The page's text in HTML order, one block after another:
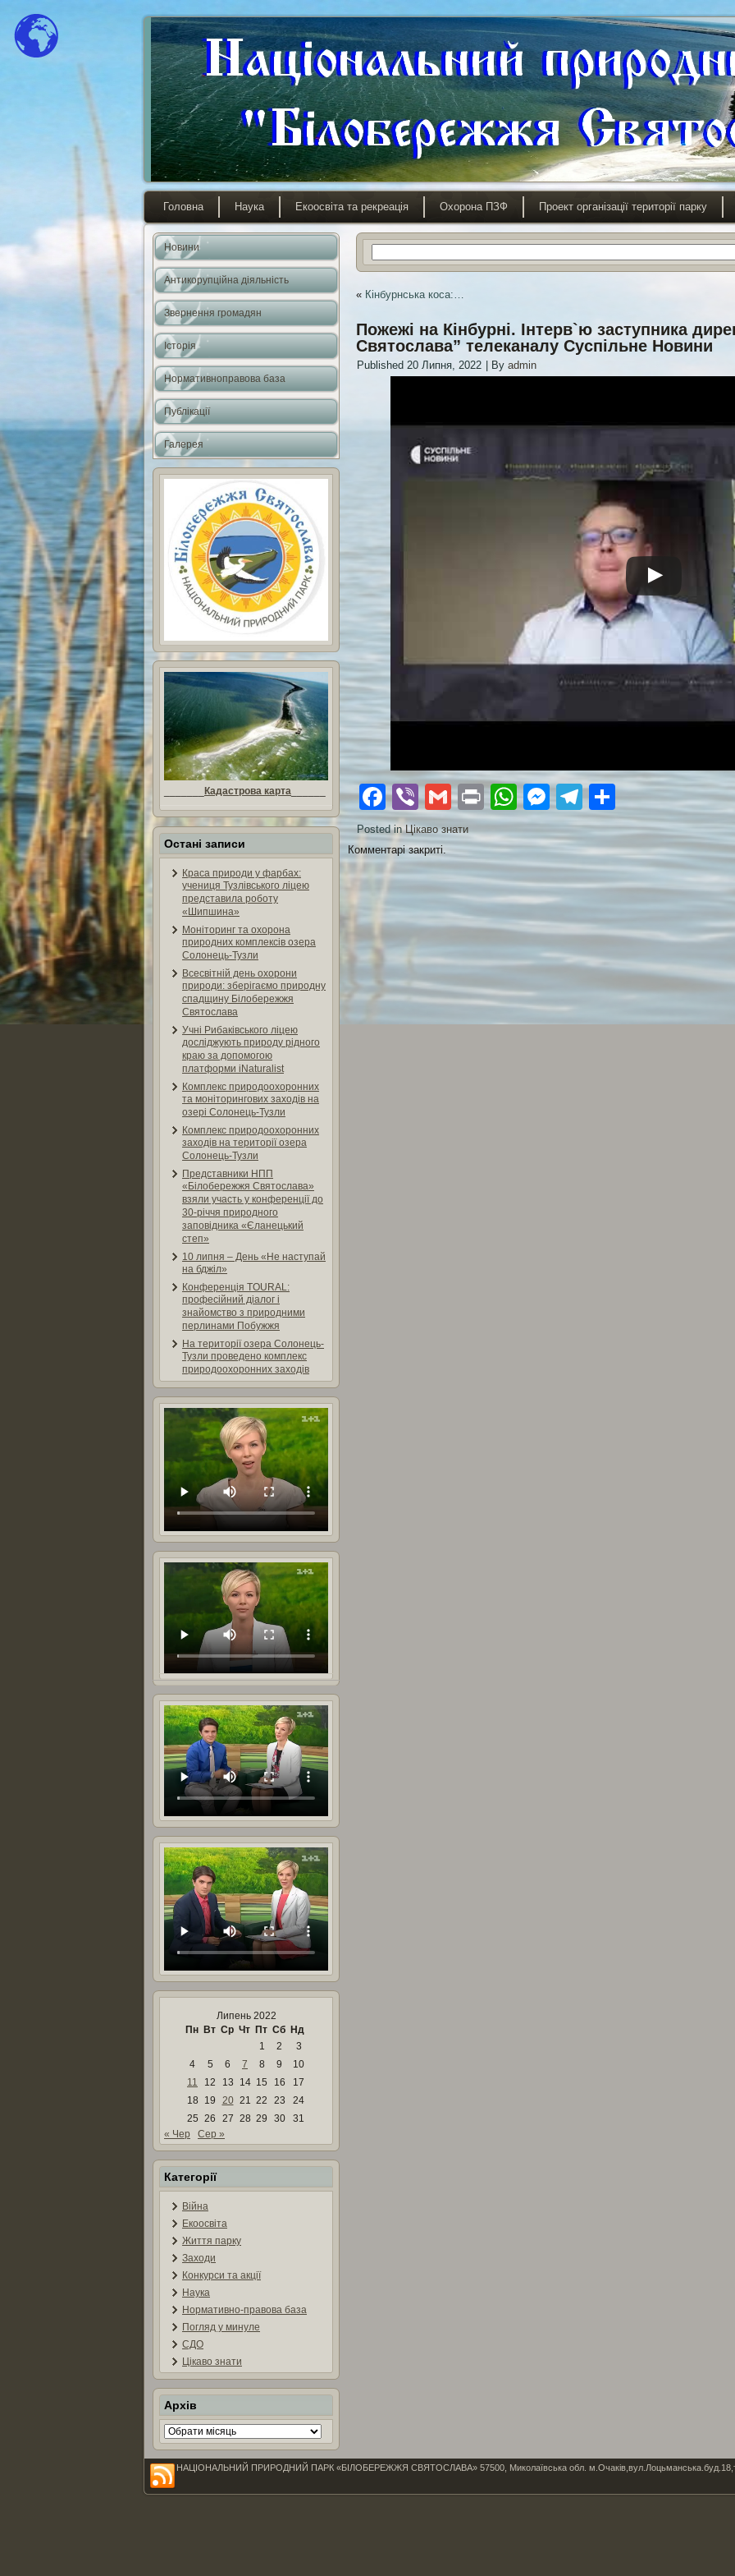
Головна Наука Екоосвіта та рекреація Охорона ПЗФ Проект організації території парку
Новини
Антикорупційна діяльність
Звернення громадян
Історія
Нормативноправова база
Публікації
Галерея
Кадастрова карта
Остані записи
Краса природи у фарбах:
учениця Тузлівського ліцею
представила роботу
«Шипшина»
Моніторинг та охорона
природних комплексів озера
Солонець-Тузли
Всесвітній день охорони
природи: зберігаємо природну
спадщину Білобережжя
Святослава
Учні Рибаківського ліцею
досліджують природу рідного
краю за допомогою
платформи iNaturalist
Комплекс природоохоронних
та моніторингових заходів на
озері Солонець-Тузли
Комплекс природоохоронних
заходів на території озера
Солонець-Тузли
Представники НПП
«Білобережжя Святослава»
взяли участь у конференції до
30-річчя природного
заповідника «Єланецький
степ»
10 липня – День «Не наступай
на бджіл»
Конференція TOURAL:
професійний діалог і
знайомство з природними
перлинами Побужжя
На території озера Солонець-
Тузли проведено комплекс
природоохоронних заходів
Липень 2022
Пн
Вт Ср Чт Пт Сб
Нд
1
2
3
4
5 6 7 8 9
10
11
12 13 14 15 16
17
18
19 20 21 22 23
24
25 26 27 28 29 30
31
« Чер
Сер »
Категорії
Війна
Екоосвіта
Життя парку
Заходи
Конкурси та акції
Наука
Нормативно-правова база
Погляд у минуле
СДО
Цікаво знати
Архів
Архів
« Кінбурнська коса:…
Пожежі на Кінбурні. Інтерв`ю заступника
Святослава” телеканалу Суспільне Новини
Published 20 Липня, 2022 By admin
Facebook
ViberGmail
PrintWhatsApp
Messenger
Telegram
Posted in Цікаво знати
Комментарі закриті.
НАЦІОНАЛЬНИЙ ПРИРОДНИЙ ПАРК «БІЛОБЕРЕЖЖЯ СВЯТОСЛАВА» 57500, Миколаївська обл.